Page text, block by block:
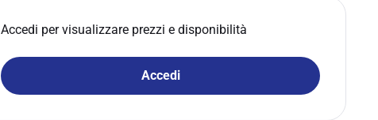
Accedi per visualizzare prezzi e disponibilità
Accedi